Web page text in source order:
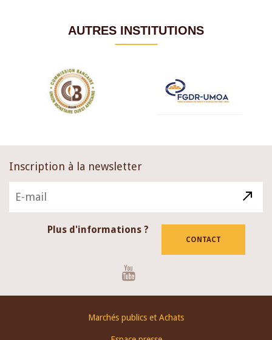
AUTRES INSTITUTIONS
Inscription à la newsletter
Plus d'informations ?
CONTACT
Marchés publics et Achats